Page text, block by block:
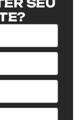
SEU